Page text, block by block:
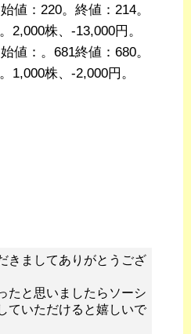
：220。終値：214。
2,000株、-13,000円。
。681終値：680。
1,000株、-2,000円。
きましてありがとうござ
たと思いましたらソーシ
ていただけると嬉しいで